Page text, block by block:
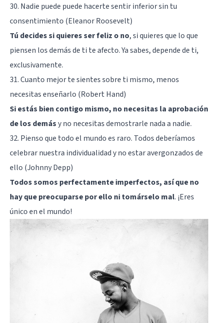
30. Nadie puede puede hacerte sentir inferior sin tu
consentimiento (Eleanor Roosevelt)
Tú decides si quieres ser feliz o no, si quieres que lo que
piensen los demás de ti te afecto. Ya sabes, depende de ti,
exclusivamente.
31. Cuanto mejor te sientes sobre ti mismo, menos
necesitas enseñarlo (Robert Hand)
Si estás bien contigo mismo, no necesitas la aprobación
de los demásy no necesitas demostrarle nada a nadie.
32. Pienso que todo el mundo es raro. Todos deberíamos
celebrar nuestra individualidad y no estar avergonzados de
ello (Johnny Depp)
Todos somos perfectamente imperfectos, así que no
hay que preocuparse por ello ni tomárselo mal. ¡Eres
único en el mundo!